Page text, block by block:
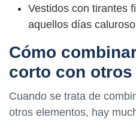
Vestidos con tirantes
aquellos días
Cómo
corto con
Cuando se trata de
otros elementos, hay